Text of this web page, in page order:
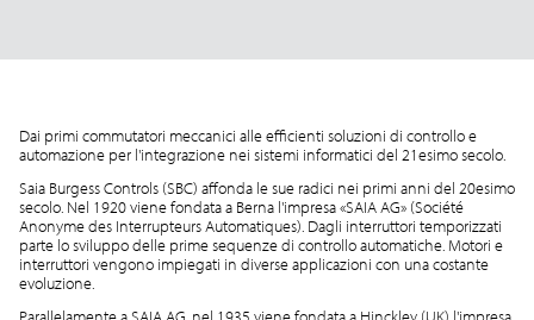
Dai primi commutatori meccanici alle efficienti soluzioni di controllo e
automazione per l'integrazione nei sistemi informatici del 21esimo secolo.
Saia Burgess Controls (SBC) affonda le sue radici nei primi anni del 20esimo
secolo. Nel 1920 viene fondata a Berna l'impresa «SAIA AG» (Société
Anonyme des Interrupteurs Automatiques). Dagli interruttori temporizzati
parte lo sviluppo delle prime sequenze di controllo automatiche. Motori e
interruttori vengono impiegati in diverse applicazioni con una costante
evoluzione.